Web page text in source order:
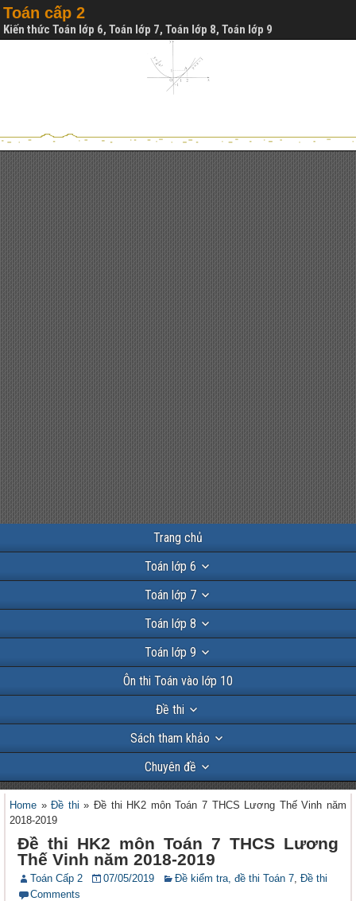
Toán cấp 2
Kiến thức Toán lớp 6, Toán lớp 7, Toán lớp 8, Toán lớp 9
Trang chủ
Toán lớp 6
Toán lớp 7
Toán lớp 8
Toán lớp 9
Ôn thi Toán vào lớp 10
Đề thi
Sách tham khảo
Chuyên đề
Home »Đề thi »Đề thi HK2 môn Toán 7 THCS Lương Thế Vinh năm
2018-2019
Đề thi HK2 môn Toán 7 THCS Lương
Thế Vinh năm 2018-2019
Toán Cấp 2 07/05/2019 Đề kiểm tra, đề thi Toán 7, Đề thi
Comments